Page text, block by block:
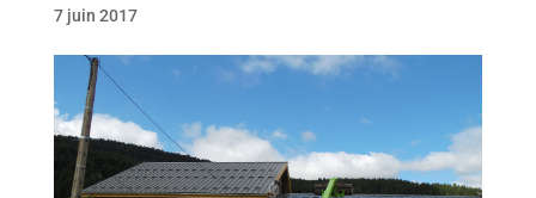
7 juin 2017